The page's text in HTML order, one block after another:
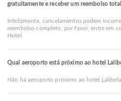
gratuitamente e receber um reembolso
Infelizmente, cancelamentos podem
reembolso completo, por favor, entre em
Hotel.
Qual aeroporto está próximo ao hotel
Não há aeroporto próximo ao hotel